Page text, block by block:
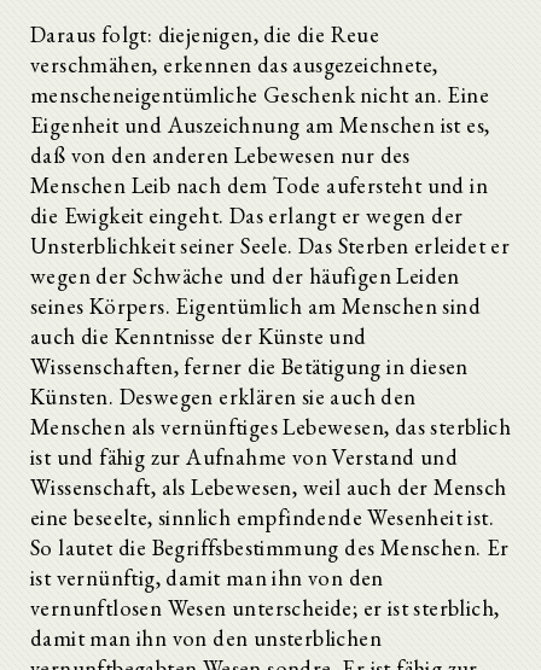
Daraus folgt: diejenigen, die die Reue
verschmähen, erkennen das ausgezeichnete,
menscheneigentümliche Geschenk nicht an. Eine
Eigenheit und Auszeichnung am Menschen ist es,
daß von den anderen Lebewesen nur des
Menschen Leib nach dem Tode aufersteht und in
die Ewigkeit eingeht. Das erlangt er wegen der
Unsterblichkeit seiner Seele. Das Sterben erleidet er
wegen der Schwäche und der häufigen Leiden
seines Körpers. Eigentümlich am Menschen sind
auch die Kenntnisse der Künste und
Wissenschaften, ferner die Betätigung in diesen
Künsten. Deswegen erklären sie auch den
Menschen als vernünftiges Lebewesen, das sterblich
ist und fähig zur Aufnahme von Verstand und
Wissenschaft, als Lebewesen, weil auch der Mensch
eine beseelte, sinnlich empfindende Wesenheit ist.
So lautet die Begriffsbestimmung des Menschen. Er
ist vernünftig, damit man ihn von den
vernunftlosen Wesen unterscheide; er ist sterblich,
damit man ihn von den unsterblichen